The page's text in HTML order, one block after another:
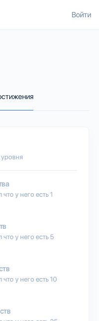
Войти
у него есть 1
у него есть 5
у него есть 10